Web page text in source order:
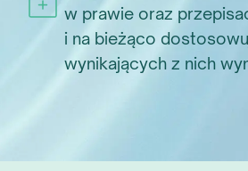
w prawie oraz
i na bieżąco
wynikających z nich